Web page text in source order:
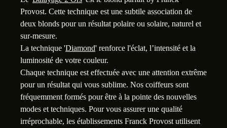
1
Provost. Cette technique est une subtile association de
deux blonds pour un résultat polaire ou solaire, naturel et
sur-mesure.
La technique 'Diamond' renforce l'éclat, l’intensité et la
luminosité de votre couleur.
Chaque technique est effectuée avec une attention extrême
pour un résultat qui vous sublime. Nos coiffeurs sont
fréquemment formés pour être à la pointe des nouvelles
modes et techniques. Pour vous assurer une qualité
irréprochable, les établissements Franck Provost utilisent